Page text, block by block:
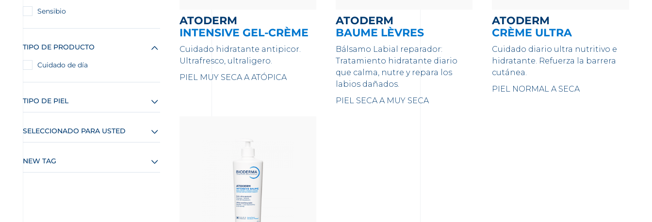
Sensibio
TIPO DE PRODUCTO
Cuidado de día
TIPO DE PIEL
SELECCIONADO PARA USTED
NEW TAG
ATODERM
INTENSIVE GEL-CRÈME
Cuidado hidratante antipicor.
Ultrafresco, ultraligero.
PIEL MUY SECA A ATÓPICA
ATODERM
BAUME LÈVRES
Bálsamo Labial reparador:
Tratamiento hidratante diario
que calma, nutre y repara los
labios dañados.
PIEL SECA A MUY SECA
ATODERM
CRÈME ULTRA
Cuidado diario ultra nutritivo e
hidratante. Refuerza la barrera
cutánea.
PIEL NORMAL A SECA